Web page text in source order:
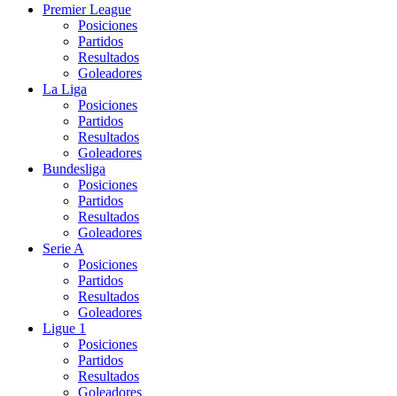
Premier League
Posiciones
Partidos
Resultados
Goleadores
La Liga
Posiciones
Partidos
Resultados
Goleadores
Bundesliga
Posiciones
Partidos
Resultados
Goleadores
Serie A
Posiciones
Partidos
Resultados
Goleadores
Ligue 1
Posiciones
Partidos
Resultados
Goleadores